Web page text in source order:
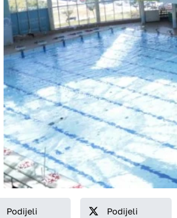
Podijeli Podijeli